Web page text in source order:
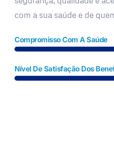
com a sua saúde e de
Compromisso Com A Saúde
Nível De Satisfação Dos